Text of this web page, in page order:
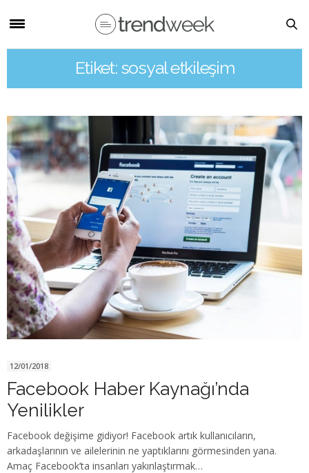
Etiket: sosyal etkileşim
12/01/2018
Facebook Haber Kaynağı’nda
Yenilikler
Facebook değişime gidiyor! Facebook artık kullanıcıların,
arkadaşlarının ve ailelerinin ne yaptıklarını görmesinden yana.
Amaç Facebook’ta insanları yakınlaştırmak…